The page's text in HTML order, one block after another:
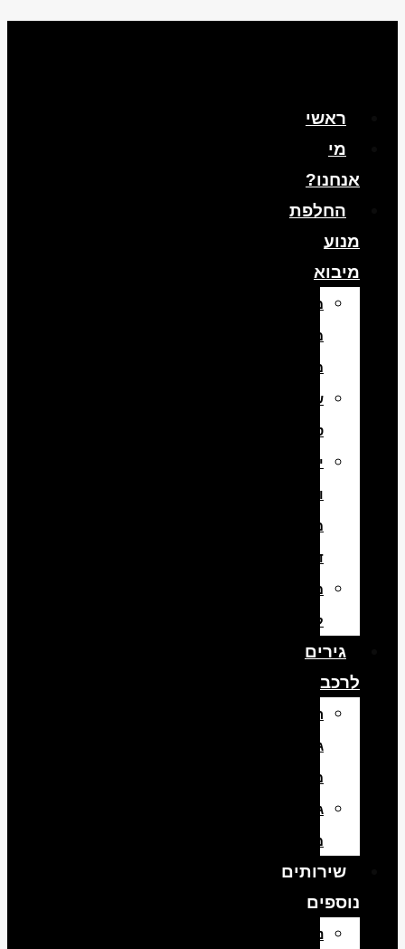
ראשי
מי
אנחנו?
החלפת
מנוע
מיבוא
מנועים
משומשים
מיבוא
שיפוץ
טורבו
יבוא
והתקנת
מנועי
דיזל
מנועים
למשאיות
גירים
לרכב
החלפת
גירים
מיבוא
גירים
מפירוק
שירותים
נוספים
ניקוי